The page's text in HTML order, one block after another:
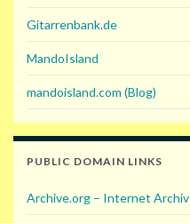
Gitarrenbank.de
MandoIsland
mandoisland.com (Blog)
PUBLIC DOMAIN LINKS
Archive.org – Internet Archiv